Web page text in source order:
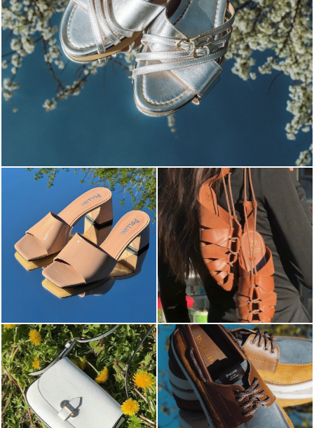
Blending sass and class, the Echos mule in silver is...